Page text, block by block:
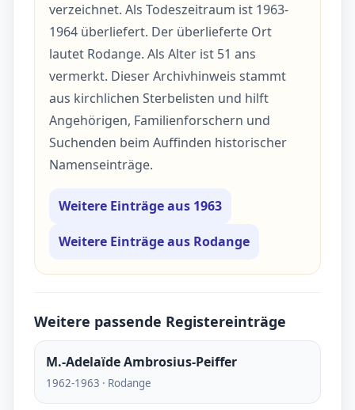
verzeichnet. Als Todeszeitraum ist 1963-
1964 überliefert. Der überlieferte Ort
lautet Rodange. Als Alter ist 51 ans
vermerkt. Dieser Archivhinweis stammt
aus kirchlichen Sterbelisten und hilft
Angehörigen, Familienforschern und
Suchenden beim Auffinden historischer
Namenseinträge.
Weitere Einträge aus 1963
Weitere Einträge aus Rodange
Weitere passende Registereinträge
M.-Adelaïde Ambrosius-Peiffer
1962-1963 · Rodange